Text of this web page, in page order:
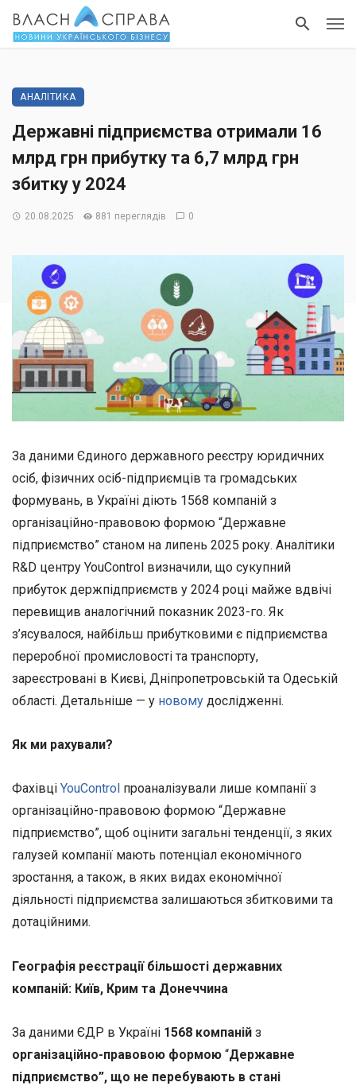
АНАЛІТИКА
Державні підприємства отримали 16
млрд грн прибутку та 6,7 млрд грн
збитку у 2024
20.08.2025 881 переглядів 0
За даними Єдиного державного реєстру юридичних
осіб, фізичних осіб-підприємців та громадських
формувань, в Україні діють 1568 компаній з
організаційно-правовою формою “Державне
підприємство” станом на липень 2025 року. Аналітики
R&D центру YouControl визначили, що сукупний
прибуток держпідприємств у 2024 році майже вдвічі
перевищив аналогічний показник 2023-го. Як
з’ясувалося, найбільш прибутковими є підприємства
переробної промисловості та транспорту,
зареєстровані в Києві, Дніпропетровській та Одеській
області. Детальніше — у новому дослідженні.
Як ми рахували?
Фахівці YouControl проаналізували лише компанії з
організаційно-правовою формою “Державне
підприємство”, щоб оцінити загальні тенденції, з яких
галузей компанії мають потенціал економічного
зростання, а також, в яких видах економічної
діяльності підприємства залишаються збитковими та
дотаційними.
Географія реєстрації більшості державних
компаній: Київ, Крим та Донеччина
За даними ЄДР в Україні 1568 компаній з
організаційно-правовою формою “Державне
підприємство”, що не перебувають в стані